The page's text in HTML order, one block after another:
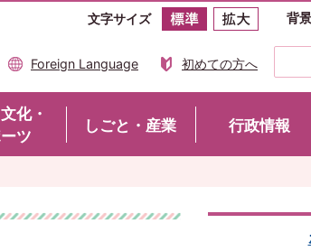
文字サイズ 背
Foreign Language 初めての方へ
化・
ツ
しごと・産業 行政情報